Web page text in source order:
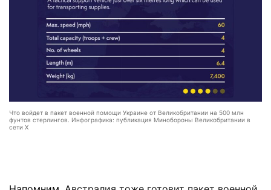
Что войдет в пакет военной помощи Украине от Великобритании на 500 млн
фунтов стерлингов. Инфографика: публикация Минобороны Великобритании в
сети Х